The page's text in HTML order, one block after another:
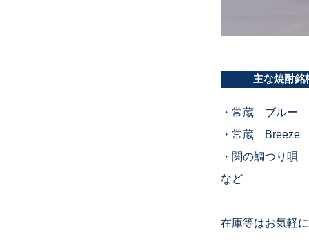
主な焼酎銘
・常蔵 ブルー
・常蔵 Breeze
・関の鯛つり唄
など
在庫等はお気軽